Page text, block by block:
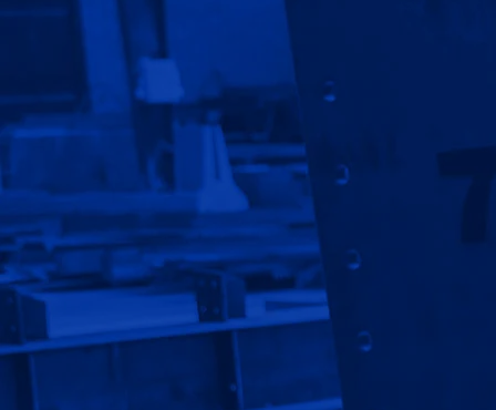
صفحه اصلی
قیمت سوله
ارتباط با ما
گالری تصاویر
پروژه ها
سوالات متداول
قوانین و مقررات